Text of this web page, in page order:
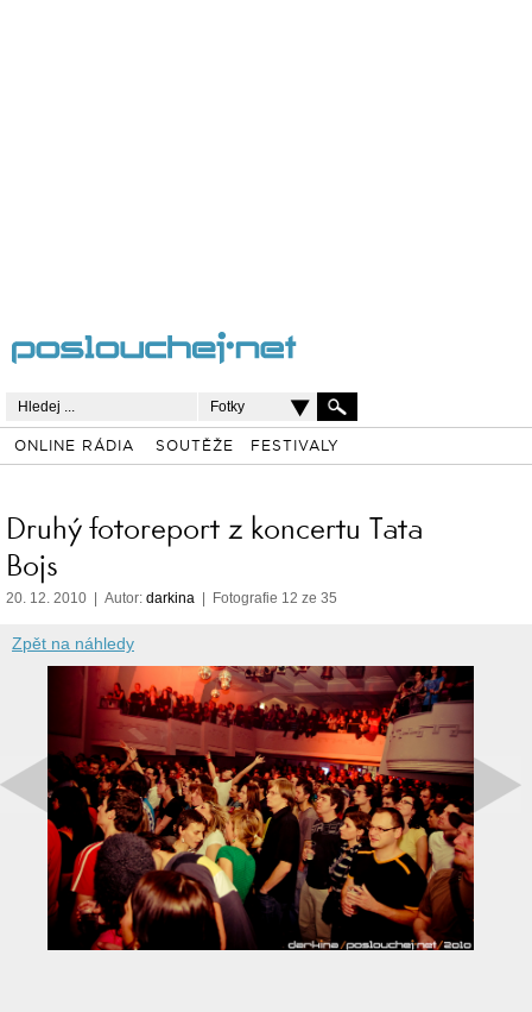
Fotky
ONLINE RÁDIA SOUTĚŽE FESTIVALY
Druhý fotoreport z koncertu Tata
Bojs
20. 12. 2010 | Autor: darkina | Fotografie 12 ze 35
Zpět na náhledy